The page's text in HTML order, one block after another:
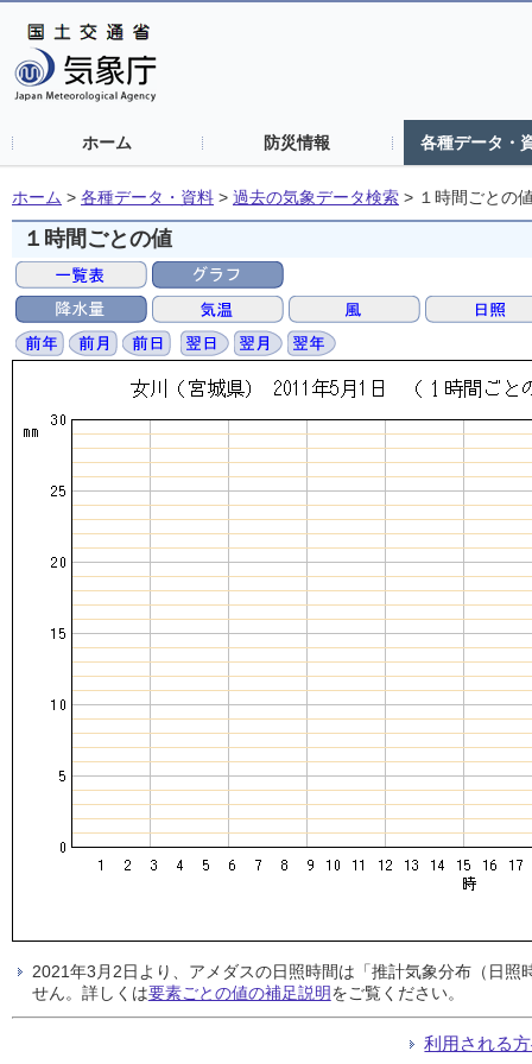
ホーム 防災情報 各種データ・
ホーム > 各種データ・資料 > 過去の気象データ検索 > １時間ごとの
１時間ごとの値
2021年3月2日より、アメダスの日照時間は「推計気象分布（日
せん。詳しくは要素ごとの値の補足説明をご覧ください。
利用される